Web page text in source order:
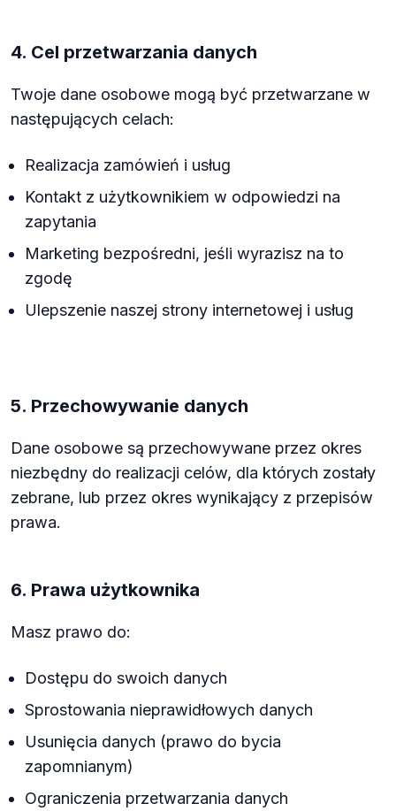
4. Cel przetwarzania danych
Twoje dane osobowe mogą być przetwarzane w
następujących celach:
Realizacja zamówień i usług
Kontakt z użytkownikiem w odpowiedzi na
zapytania
Marketing bezpośredni, jeśli wyrazisz na to
zgodę
Ulepszenie naszej strony internetowej i usług
5. Przechowywanie danych
Dane osobowe są przechowywane przez okres
niezbędny do realizacji celów, dla których zostały
zebrane, lub przez okres wynikający z przepisów
prawa.
6. Prawa użytkownika
Masz prawo do:
Dostępu do swoich danych
Sprostowania nieprawidłowych danych
Usunięcia danych (prawo do bycia
zapomnianym)
Ograniczenia przetwarzania danych